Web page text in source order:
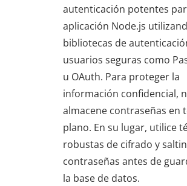
autenticación potentes
aplicación Node.js
bibliotecas de
usuarios seguras como
u OAuth. Para proteger la
información confidencial,
almacene contraseñas en
plano. En su lugar, utilice
robustas de cifrado y
contraseñas antes de
la base de datos.